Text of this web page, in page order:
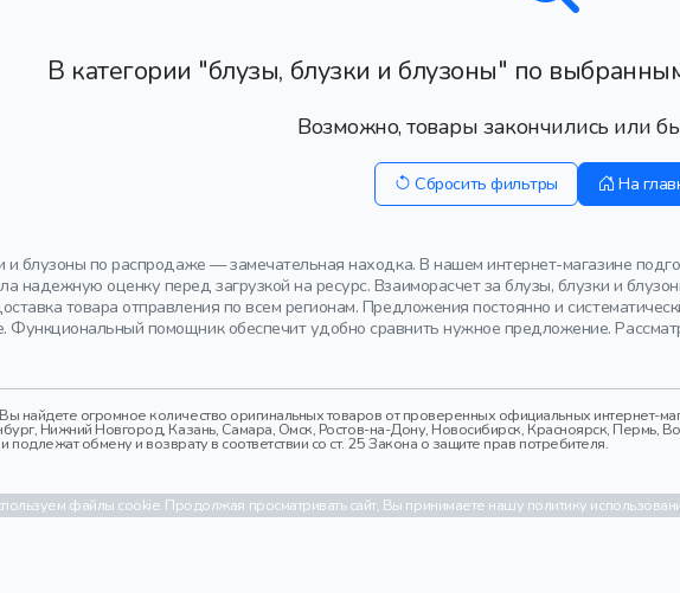
В категории "блузы, блузки и блузоны" по
Возможно, товары закончились или
Сбросить фильтры На
и блузоны по распродаже — замечательная находка. В нашем интернет-магазине
надежную оценку перед загрузкой на ресурс. Взаиморасчет за блузы, блузки и
товара отправления по всем регионам. Предложения постоянно и
Функциональный помощник обеспечит удобно сравнить нужное предложение.
найдете огромное количество оригинальных товаров от проверенных официальных интернет-
Нижний Новгород, Казань, Самара, Омск, Ростов-на-Дону, Новосибирск, Красноярск, Пермь,
обмену и возврату в соответствии со ст. 25 Закона о защите прав потребителя.
файлы cookie. Продолжая просматривать сайт, Вы принимаете нашу политику